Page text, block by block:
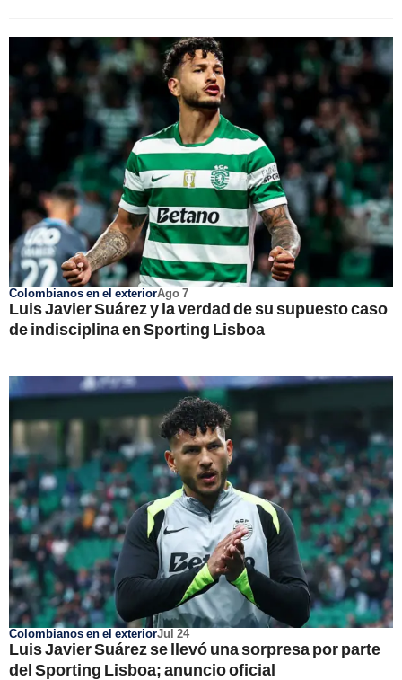
Colombianos en el exteriorAgo 7
Luis Javier Suárez y la verdad de su supuesto caso
de indisciplina en Sporting Lisboa
Colombianos en el exteriorJul 24
Luis Javier Suárez se llevó una sorpresa por parte
del Sporting Lisboa; anuncio oficial